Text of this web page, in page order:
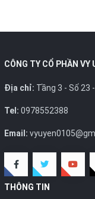
CÔNG TY CỔ PHẦN VY
Địa chỉ: Tầng 3 - Số 23
Tel: 0978552388
Email:
THÔNG TIN